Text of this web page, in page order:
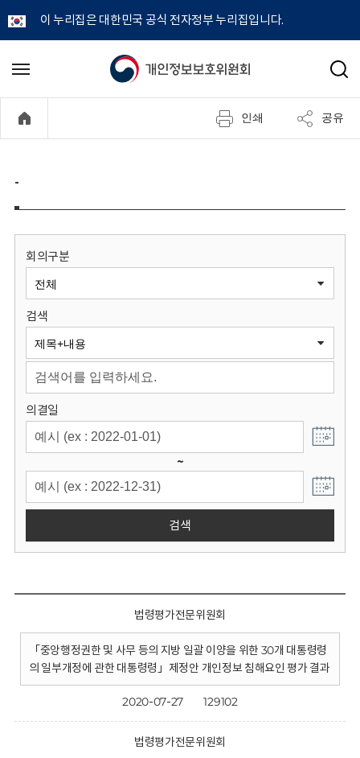
이 누리집은 대한민국 공식 전자정부 누리집입니다.
개
정
보
원
회
메
기
검
인쇄 공유
-
회의구분
검색
의결일
~
검색
법령평가전문위원회
「중앙행정권한 및 사무 등의 지방 일괄 이양을 위한 30개 대통령령
의 일부개정에 관한 대통령령」제정안 개인정보 침해요인 평가 결과
2020-07-27 129102
법령평가전문위원회